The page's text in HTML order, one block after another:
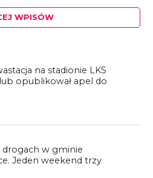
WPISÓW
na stadionie LKS
opublikował apel do
drogach w gminie
Jeden weekend trzy